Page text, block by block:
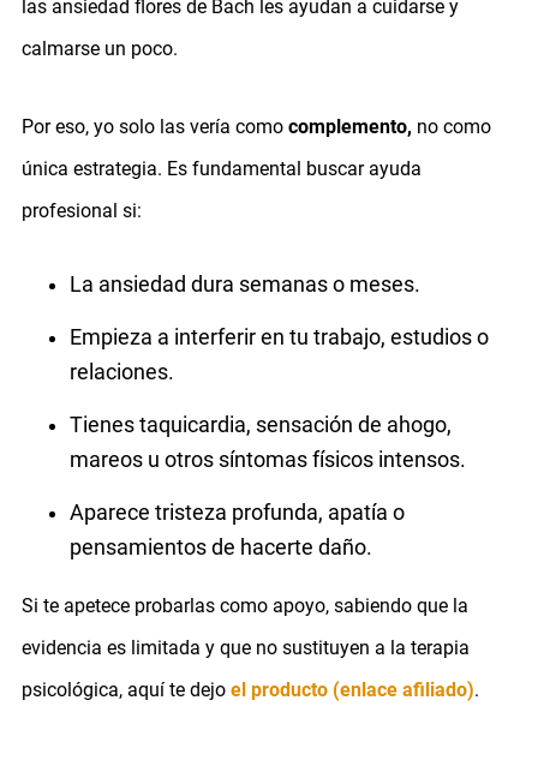
las ansiedad flores de Bach les ayudan a cuidarse y
calmarse un poco.
Por eso, yo solo las vería como complemento, no como
única estrategia. Es fundamental buscar ayuda
profesional si:
La ansiedad dura semanas o meses.
Empieza a interferir en tu trabajo, estudios o
relaciones.
Tienes taquicardia, sensación de ahogo,
mareos u otros síntomas físicos intensos.
Aparece tristeza profunda, apatía o
pensamientos de hacerte daño.
Si te apetece probarlas como apoyo, sabiendo que la
evidencia es limitada y que no sustituyen a la terapia
psicológica, aquí te dejo el producto (enlace afiliado).